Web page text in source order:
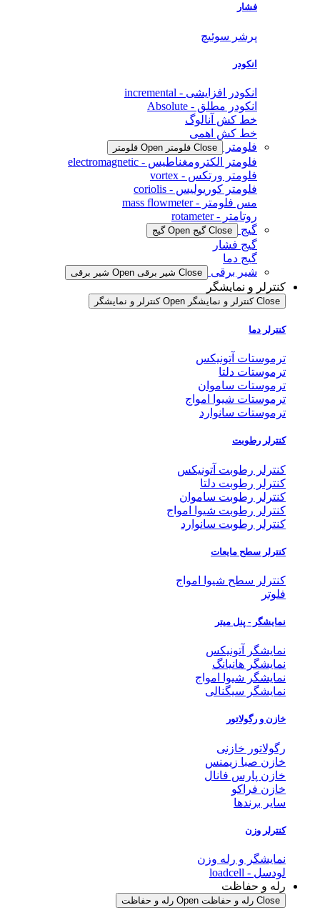
فشار
پرشر سوئیچ
انکودر
انکودر افزایشی - incremental
انکودر مطلق - Absolute
خط کش آنالوگ
خط کش اهمی
فلومتر
Close فلومتر Open فلومتر
فلومتر الکترومغناطیس - electromagnetic
فلومتر ورتکس - vortex
فلومتر کوریولیس - coriolis
مس فلومتر - mass flowmeter
روتامتر - rotameter
گیج
Close گیج Open گیج
گیج فشار
گیج دما
شیر برقی
Close شیر برقی Open شیر برقی
کنترلر و نمایشگر
Close کنترلر و نمایشگر Open کنترلر و نمایشگر
کنترلر دما
ترموستات آتونیکس
ترموستات دلتا
ترموستات ساموان
ترموستات شیوا امواج
ترموستات سانوارد
کنترلر رطوبت
کنترلر رطوبت آتونیکس
کنترلر رطوبت دلتا
کنترلر رطوبت ساموان
کنترلر رطوبت شیوا امواج
کنترلر رطوبت سانوارد
کنترلر سطح مایعات
کنترلر سطح شیوا امواج
فلوتر
نمایشگر - پنل میتر
نمایشگر آتونیکس
نمایشگر هانیانگ
نمایشگر شیوا امواج
نمایشگر سیگنالی
خازن و رگولاتور
رگولاتور خازنی
خازن صبا زیمنس
خازن پارس فانال
خازن فراکو
سایر برندها
کنترلر وزن
نمایشگر و رله وزن
لودسل - loadcell
رله و حفاظت
Close رله و حفاظت Open رله و حفاظت